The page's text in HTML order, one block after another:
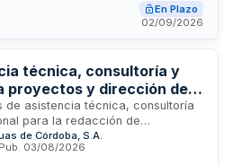
públicas y
mediante análisis de ciclo de
En Plazo
02/09/2026
técnica, consultoría y
proyectos y dirección de
de asistencia técnica, consultoría
para la redacción de
y seguimiento técnico de
Se establece un sistema
de Córdoba, S.A.
Pub. 03/08/2026